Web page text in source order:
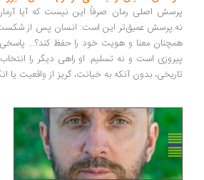
اصلی رمان صرفاً این نیست که آیا آرمان‌ها
عمیق‌تر این است: انسان پس از شکست
معنا و هویت خود را حفظ کند؟... پاسخی که
است و نه تسلیم. او راهی دیگر را انتخاب
بدون آنکه به خیانت، گریز از واقعیت یا انکار